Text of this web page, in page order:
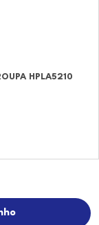
HPLA5210